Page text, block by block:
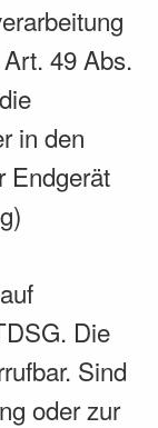
49 Abs.
in den
Endgerät
Die
Sind
oder zur